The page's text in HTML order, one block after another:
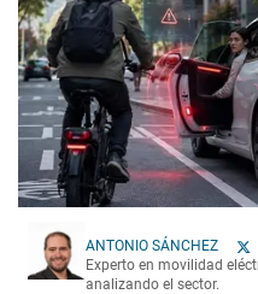
ANTONIO SÁNCHEZ
Experto en movilidad
analizando el sector.